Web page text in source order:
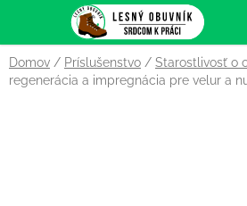
obsah
Domov / Príslušenstvo / Starostlivosť o
regenerácia a impregnácia pre velur a